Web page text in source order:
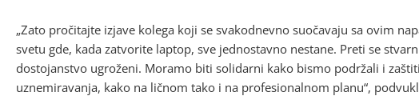
„Zato pročitajte izjave kolega koji se svakodnevno suočavaju sa ovim
svetu gde, kada zatvorite laptop, sve jednostavno nestane. Preti se
dostojanstvo ugroženi. Moramo biti solidarni kako bismo podržali i
uznemiravanja, kako na ličnom tako i na profesionalnom planu“,